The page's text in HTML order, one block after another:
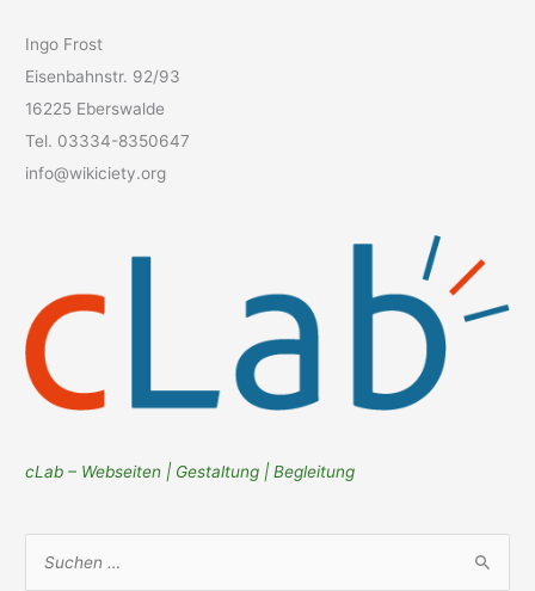
Ingo Frost
Eisenbahnstr. 92/93
16225 Eberswalde
Tel. 03334-8350647
info@wikiciety.org
cLab – Webseiten | Gestaltung | Begleitung